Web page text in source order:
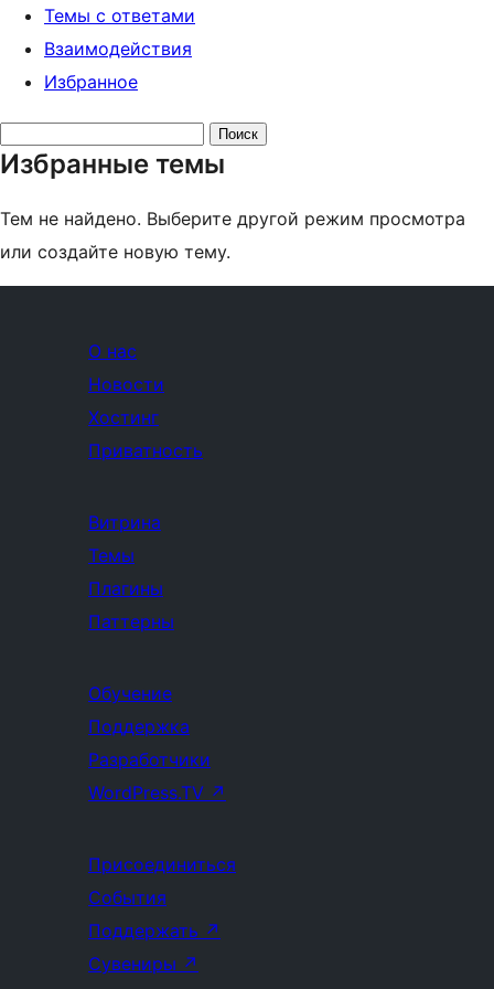
Темы с ответами
Взаимодействия
Избранное
тем:
Избранные темы
Тем не найдено. Выберите другой режим просмотра
или создайте новую тему.
О нас
Новости
Хостинг
Приватность
Витрина
Темы
Плагины
Паттерны
Обучение
Поддержка
Разработчики
WordPress.TV ↗
Присоединиться
События
Поддержать ↗
Сувениры ↗